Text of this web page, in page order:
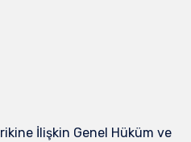
İlişkin Genel Hüküm ve